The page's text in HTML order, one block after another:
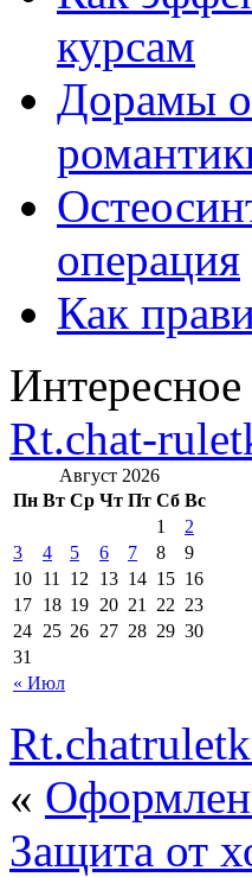
курсам
Дорамы
операция
Как
Интересное
Rt.chat-
Август 2026
Пн Вт Ср Чт Пт Сб Вс
« Июл
1
2
3
4 5 6 7 8
9
10 11 12 13 14 15 16
17 18 19 20 21 22 23
24 25 26 27 28 29 30
31
«
Защита от